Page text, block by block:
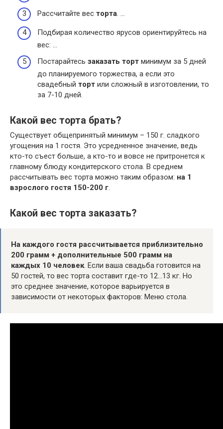
Рассчитайте вес торта. …
Подбирая количество ярусов ориентируйтесь на
вес: …
Постарайтесь заказать торт минимум за 5 дней
до планируемого торжества, а если это
свадебный торт или сложный в изготовлении, то
за 7-10 дней.
Какой вес торта брать?
Существует общепринятый минимум – 150 г. сладкого
угощения на 1 гостя. Это усредненное значение, ведь
кто-то съест больше, а кто-то и вовсе не притронется к
главному блюду кондитерского стола. В среднем
рассчитывать вес торта можно таким образом: на 1
взрослого гостя 150-200 г.
Какой вес торта заказать?
На каждого гостя рассчитывается приблизительно
200 грамм + дополнительные 500 грамм на
каждых 10 человек . Если ваша свадьба готовится на
50 гостей, то вес торта составит где-то 12…13 кг. Но
это среднее значение, которое варьируется в
зависимости от некоторых факторов: Меню стола.